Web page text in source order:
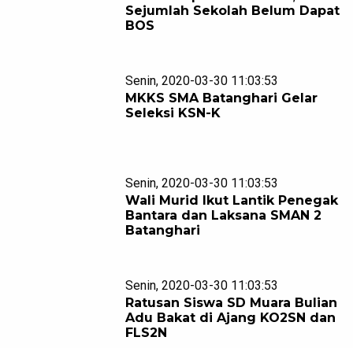
Sejumlah Sekolah Belum Dapat
BOS
Senin, 2020-03-30 11:03:53
MKKS SMA Batanghari Gelar
Seleksi KSN-K
Senin, 2020-03-30 11:03:53
Wali Murid Ikut Lantik Penegak
Bantara dan Laksana SMAN 2
Batanghari
Senin, 2020-03-30 11:03:53
Ratusan Siswa SD Muara Bulian
Adu Bakat di Ajang KO2SN dan
FLS2N